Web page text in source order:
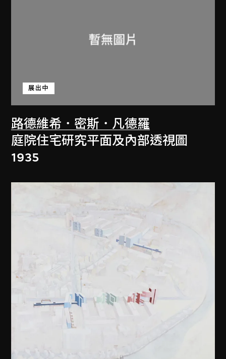
路德維希．密斯．凡德羅
展出中
庭院住宅研究平面及內部透視圖
1935